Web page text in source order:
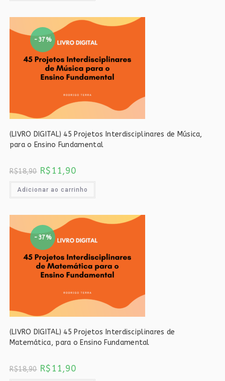
-37%
(LIVRO DIGITAL) 45 Projetos Interdisciplinares de Música,
para o Ensino Fundamental
R$18,90 O
preço
era:
R$11,90
é:
Adicionar ao carrinho
-37%
(LIVRO DIGITAL) 45 Projetos Interdisciplinares de
Matemática, para o Ensino Fundamental
R$18,90 O
preço
R$11,90